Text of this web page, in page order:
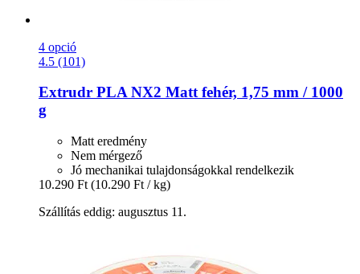
4 opció
4.5 (101)
Extrudr PLA NX2 Matt fehér, 1,75 mm / 1000
g
Matt eredmény
Nem mérgező
Jó mechanikai tulajdonságokkal rendelkezik
10.290 Ft (10.290 Ft / kg)
Szállítás eddig: augusztus 11.